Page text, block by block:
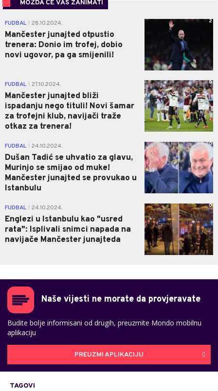
MOŽDA ĆE VAS ZANIMATI
FUDBAL 28.10.2024.
Mančester junajted otpustio
trenera: Donio im trofej, dobio
novi ugovor, pa ga smijenili!
2
FUDBAL 27.10.2024.
Mančester junajted bliži
ispadanju nego tituli! Novi šamar
za trofejni klub, navijači traže
otkaz za trenera!
0
FUDBAL 24.10.2024.
Dušan Tadić se uhvatio za glavu,
Murinjo se smijao od muke!
Mančester junajted se provukao u
Istanbulu
0
FUDBAL 24.10.2024.
Englezi u Istanbulu kao "usred
rata": Isplivali snimci napada na
navijače Mančester junajteda
0
Naše vijesti ne morate da provjeravate
Budite bolje informisani od drugih, preuzmite Mondo mobilnu
aplikaciju
PREUZMI APLIKACIJU
TAGOVI